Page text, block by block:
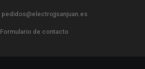
pedidos@electrojjsanjuan.es
Formulario de contacto